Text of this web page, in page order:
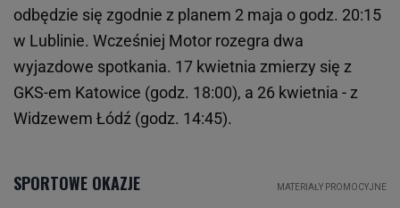
odbędzie się zgodnie z planem 2 maja o godz. 20:15
w Lublinie. Wcześniej Motor rozegra dwa
wyjazdowe spotkania. 17 kwietnia zmierzy się z
GKS-em Katowice (godz. 18:00), a 26 kwietnia - z
Widzewem Łódź (godz. 14:45).